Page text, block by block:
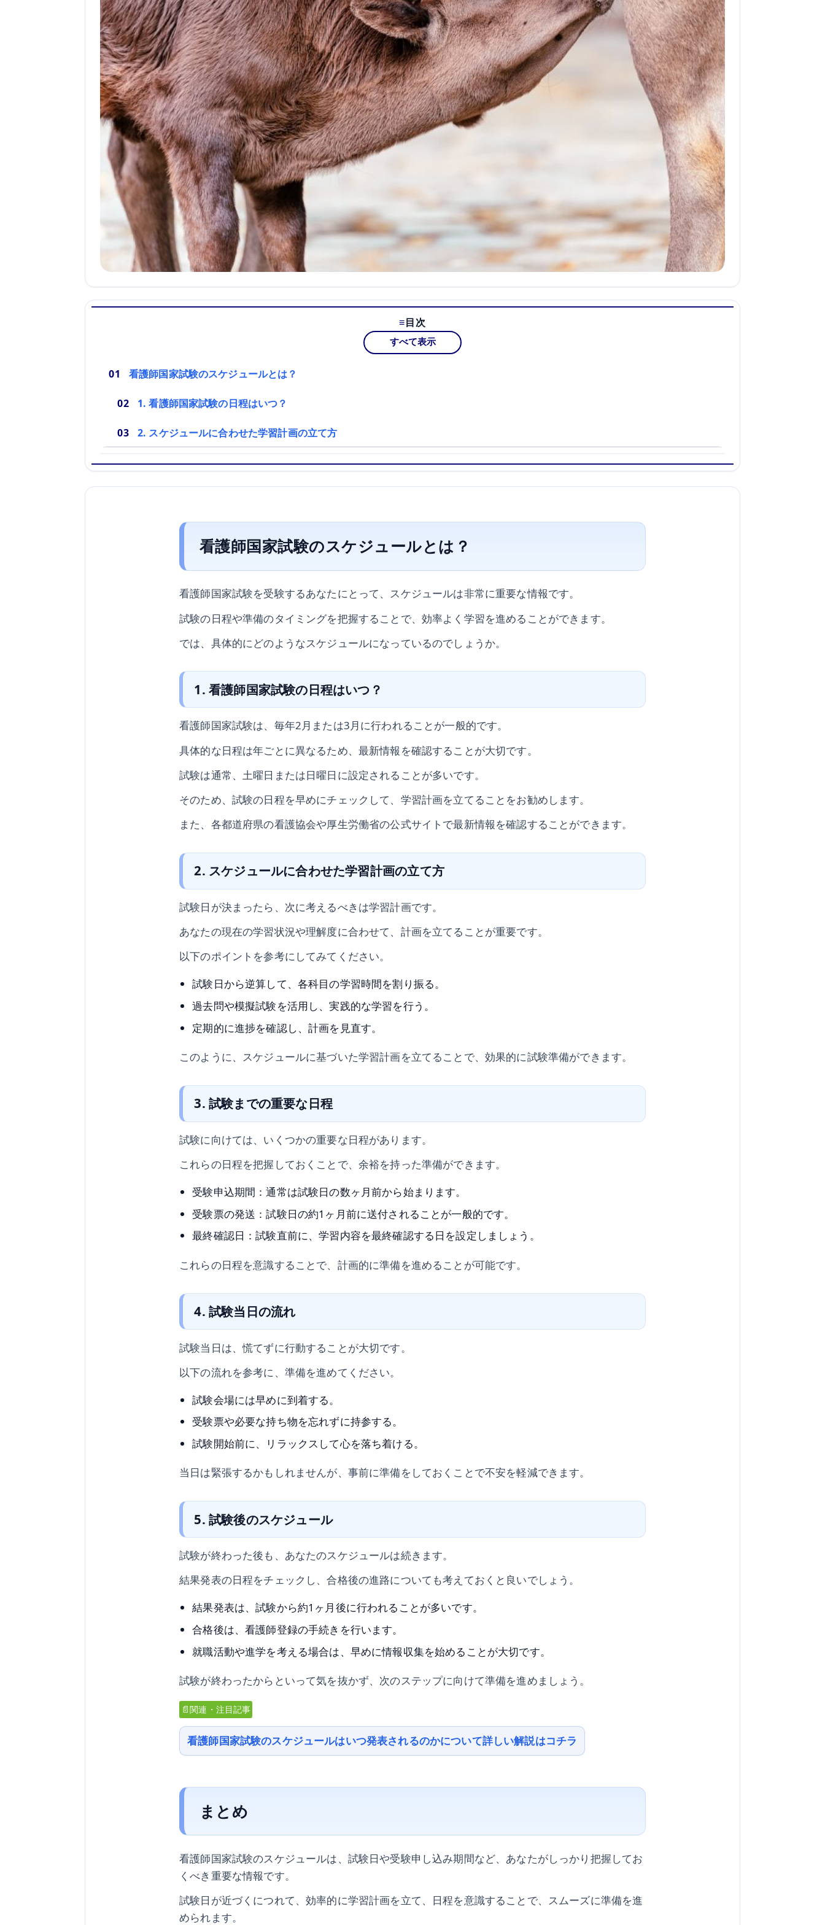
目次
すべて表示
看護師国家試験のスケジュールとは？
1. 看護師国家試験の日程はいつ？
2. スケジュールに合わせた学習計画の立て方
看護師国家試験のスケジュールとは？
看護師国家試験を受験するあなたにとって、スケジュールは非常に重要な情報です。
試験の日程や準備のタイミングを把握することで、効率よく学習を進めることができます。
では、具体的にどのようなスケジュールになっているのでしょうか。
1. 看護師国家試験の日程はいつ？
看護師国家試験は、毎年2月または3月に行われることが一般的です。
具体的な日程は年ごとに異なるため、最新情報を確認することが大切です。
試験は通常、土曜日または日曜日に設定されることが多いです。
そのため、試験の日程を早めにチェックして、学習計画を立てることをお勧めします。
また、各都道府県の看護協会や厚生労働省の公式サイトで最新情報を確認することができます。
2. スケジュールに合わせた学習計画の立て方
試験日が決まったら、次に考えるべきは学習計画です。
あなたの現在の学習状況や理解度に合わせて、計画を立てることが重要です。
以下のポイントを参考にしてみてください。
試験日から逆算して、各科目の学習時間を割り振る。
過去問や模擬試験を活用し、実践的な学習を行う。
定期的に進捗を確認し、計画を見直す。
このように、スケジュールに基づいた学習計画を立てることで、効果的に試験準備ができます。
3. 試験までの重要な日程
試験に向けては、いくつかの重要な日程があります。
これらの日程を把握しておくことで、余裕を持った準備ができます。
受験申込期間：通常は試験日の数ヶ月前から始まります。
受験票の発送：試験日の約1ヶ月前に送付されることが一般的です。
最終確認日：試験直前に、学習内容を最終確認する日を設定しましょう。
これらの日程を意識することで、計画的に準備を進めることが可能です。
4. 試験当日の流れ
試験当日は、慌てずに行動することが大切です。
以下の流れを参考に、準備を進めてください。
試験会場には早めに到着する。
受験票や必要な持ち物を忘れずに持参する。
試験開始前に、リラックスして心を落ち着ける。
当日は緊張するかもしれませんが、事前に準備をしておくことで不安を軽減できます。
5. 試験後のスケジュール
試験が終わった後も、あなたのスケジュールは続きます。
結果発表の日程をチェックし、合格後の進路についても考えておくと良いでしょう。
結果発表は、試験から約1ヶ月後に行われることが多いです。
合格後は、看護師登録の手続きを行います。
就職活動や進学を考える場合は、早めに情報収集を始めることが大切です。
試験が終わったからといって気を抜かず、次のステップに向けて準備を進めましょう。
📄関連・注目記事
看護師国家試験のスケジュールはいつ発表されるのかについて詳しい解説はコチラ
まとめ
看護師国家試験のスケジュールは、試験日や受験申し込み期間など、あなたがしっかり把握してお
くべき重要な情報です。
試験日が近づくにつれて、効率的に学習計画を立て、日程を意識することで、スムーズに準備を進
められます。